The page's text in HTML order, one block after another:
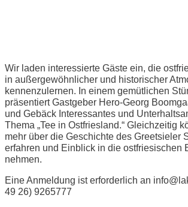
Wir laden interessierte Gäste ein, die
in außergewöhnlicher und historischer
kennenzulernen. In einem gemütlichen
präsentiert Gastgeber Hero-Georg
und Gebäck Interessantes und
Thema „Tee in Ostfriesland.“ Gleichzeitig
mehr über die Geschichte des Greetsieler
erfahren und Einblick in die ostfriesischen
nehmen.
Eine Anmeldung ist erforderlich an
49 26) 9265777